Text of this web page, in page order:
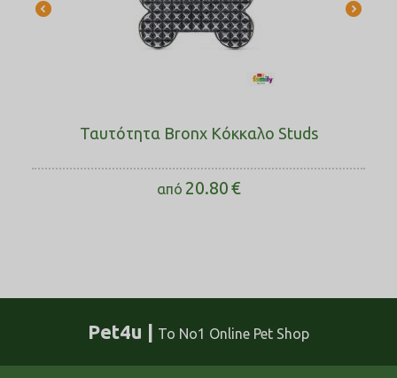
Ταυτότητα Bronx Κόκκαλο Studs
από 20.80€
Pet4u | Το No1 Online Pet Shop